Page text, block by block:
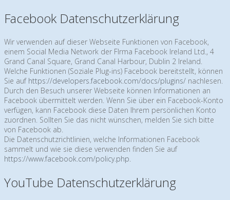
Facebook Datenschutzerklärung
Wir verwenden auf dieser Webseite Funktionen von Facebook,
einem Social Media Network der FIrma Facebook Ireland Ltd., 4
Grand Canal Square, Grand Canal Harbour, Dublin 2 Ireland.
Welche Funktionen (Soziale Plug-ins) Facebook bereitstellt, können
Sie auf https://developers.facebook.com/docs/plugins/ nachlesen.
Durch den Besuch unserer Webseite können Informationen an
Facebook übermittelt werden. Wenn Sie über ein Facebook-Konto
verfügen, kann Facebook diese Daten Ihrem persönlichen Konto
zuordnen. Sollten Sie das nicht wünschen, melden Sie sich bitte
von Facebook ab.
Die Datenschutzrichtlinien, welche Informationen Facebook
sammelt und wie sie diese verwenden finden Sie auf
https://www.facebook.com/policy.php.
YouTube Datenschutzerklärung